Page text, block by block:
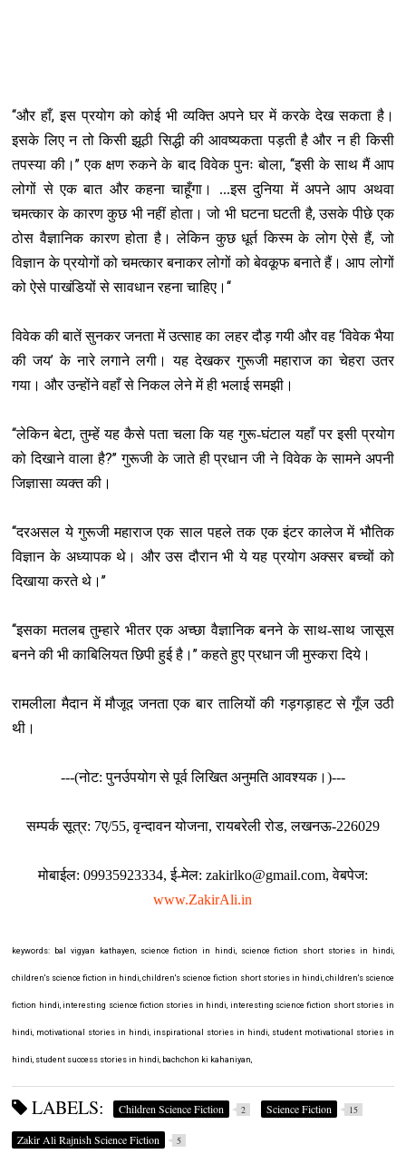
‘‘और हाँ,इस प्रयोग को कोई भी व्यक्ति अपने घर में करके देख सकता है।
इसके लिए न तो किसी झूठी सिद्धी की आवष्यकता पड़ती है और न ही किसी
तपस्या की।’’एक क्षण रुकने के बाद विवेक पुनः बोला, ‘‘इसी के साथ मैं आप
लोगों से एक बात और कहना चाहूँगा। ...इस दुनिया में अपने आप अथवा
चमत्कार के कारण कुछ भी नहीं होता। जो भी घटना घटती है,उसके पीछे एक
ठोस वैज्ञानिक कारण होता है। लेकिन कुछ धूर्त किस्म के लोग ऐसे हैं,जो
विज्ञान के प्रयोगों को चमत्कार बनाकर लोगों को बेवकूफ बनाते हैं। आप लोगों
को ऐसे पाखंडियों से सावधान रहना चाहिए।‘‘
विवेक की बातें सुनकर जनता में उत्साह का लहर दौड़ गयी और वह ‘विवेक भैया
की जय’के नारे लगाने लगी। यह देखकर गुरूजी महाराज का चेहरा उतर
गया। और उन्होंने वहाँ से निकल लेने में ही भलाई समझी।
‘‘लेकिन बेटा,तुम्हें यह कैसे पता चला कि यह गुरू-घंटाल यहाँ पर इसी प्रयोग
को दिखाने वाला है?’’गुरूजी के जाते ही प्रधान जी ने विवेक के सामने अपनी
जिज्ञासा व्यक्त की।
‘‘दरअसल ये गुरूजी महाराज एक साल पहले तक एक इंटर कालेज में भौतिक
विज्ञान के अध्यापक थे। और उस दौरान भी ये यह प्रयोग अक्सर बच्चों को
दिखाया करते थे।’’
‘‘इसका मतलब तुम्हारे भीतर एक अच्छा वैज्ञानिक बनने के साथ-साथ जासूस
बनने की भी काबिलियत छिपी हुई है।’’कहते हुए प्रधान जी मुस्करा दिये।
रामलीला मैदान में मौजूद जनता एक बार तालियों की गड़गड़ाहट से गूँज उठी
थी।
---(नोट: पुनर्उपयोग से पूर्व लिखित अनुमति आवश्यक।)---
सम्पर्क सूत्र: 7ए/55, वृन्‍दावन योजना, रायबरेली रोड, लखनऊ-226029
मोबाईल: 09935923334, ई-मेल: zakirlko@gmail.com, वेबपेज:
www.ZakirAli.in
keywords: bal vigyan kathayen, science fiction in hindi, science fiction short stories in hindi,
children's science fiction in hindi, children's science fiction short stories in hindi, children's science
fiction hindi, interesting science fiction stories in hindi, interesting science fiction short stories in
hindi, motivational stories in hindi, inspirational stories in hindi, student motivational stories in
hindi, student success stories in hindi, bachchon ki kahaniyan,
LABELS: Children Science Fiction 2 Science Fiction 15
Zakir Ali Rajnish Science Fiction 5